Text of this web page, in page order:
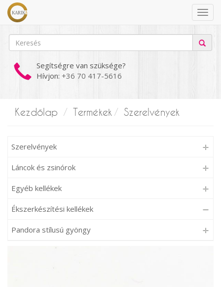
Segítségre van szüksége?
Hívjon: +36 70 417-5616
Kezdőlap Termékek Szerelvények
Szerelvények
Láncok és zsinórok
Egyéb kellékek
Ékszerkészítési kellékek
Pandora stílusú gyöngy